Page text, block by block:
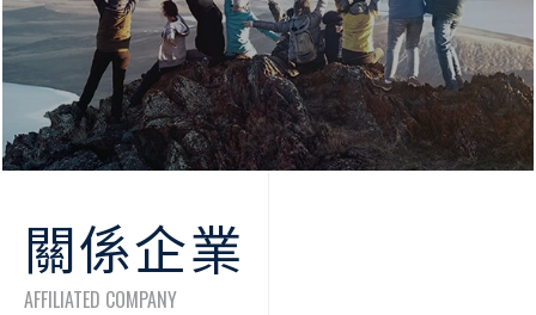
關係企業
AFFILIATED COMPANY